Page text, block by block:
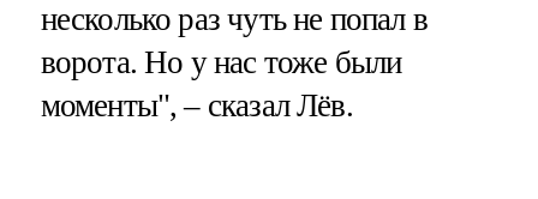
несколько раз чуть не попал в
ворота. Но у нас тоже были
моменты", – сказал Лёв.